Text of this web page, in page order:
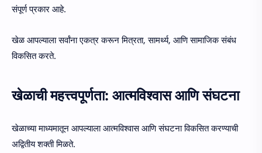
संपूर्ण प्रकार आहे.
खेळ आपल्याला सर्वांना एकत्र करून मित्रता, सामर्थ्य, आणि सामाजिक संबंध
विकसित करते.
खेळाची महत्त्वपूर्णता: आत्मविश्वास आणि संघटना
खेळाच्या माध्यमातून आपल्याला आत्मविश्वास आणि संघटना विकसित करण्याची
अद्वितीय शक्ती मिळते.